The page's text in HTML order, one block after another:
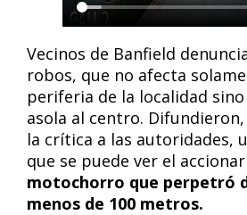
Vecinos de Banfield
robos, que no afecta
periferia de la localidad
asola al centro.
la crítica a las autoridades,
que se puede ver el
motochorro que perpetró
menos de 100 metros.